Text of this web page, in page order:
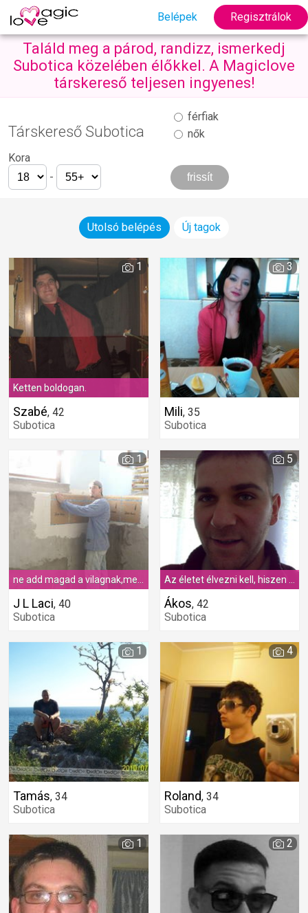
Belépek Regisztrálok
Találd meg a párod, randizz, ismerkedj
Subotica közelében élőkkel. A Magiclove
társkereső teljesen ingyenes!
Társkereső Subotica
férfiak
nők
Kora
-
Utolsó belépés Új tagok
Ketten boldogan.
Szabé, 42
Subotica
1
Mili, 35
Subotica
3
J L Laci, 40
Subotica
1
Ákos, 42
Subotica
5
Tamás, 34
Subotica
1
Roland, 34
Subotica
4
1 2